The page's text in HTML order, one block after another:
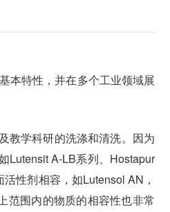
本特性，并在多个工业领域展
教学科研的洗涤和清洗。因为
Lutensit A-LB系列、Hostapur
性剂相容，如Lutensol AN，
范围内的物质的相容性也非常